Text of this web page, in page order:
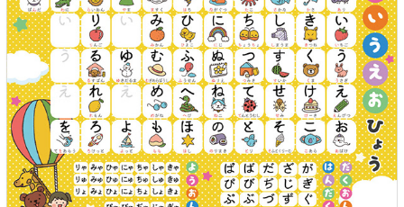
あいうえお表
2026